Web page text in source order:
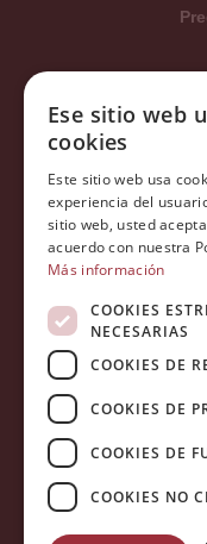
Carrer
Copyright 2026 © LA
Ese sitio web
cookies
Este sitio web usa
experiencia del
sitio web, usted
acuerdo con nuestra
Más información
COOKIES
NECESARIAS
COOKIES DE
COOKIES DE
COOKIES DE
COOKIES NO